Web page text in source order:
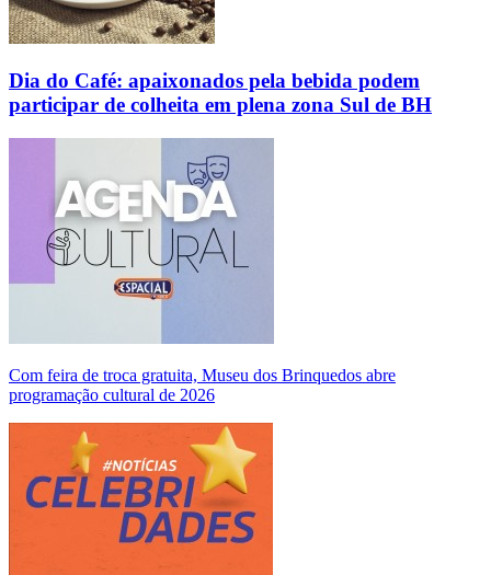
Dia do Café: apaixonados pela bebida podem
participar de colheita em plena zona Sul de BH
Com feira de troca gratuita, Museu dos Brinquedos abre
programação cultural de 2026